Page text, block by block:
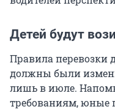
Детей будут
Правила перевозки
должны были
лишь в июле.
требованиям, юные